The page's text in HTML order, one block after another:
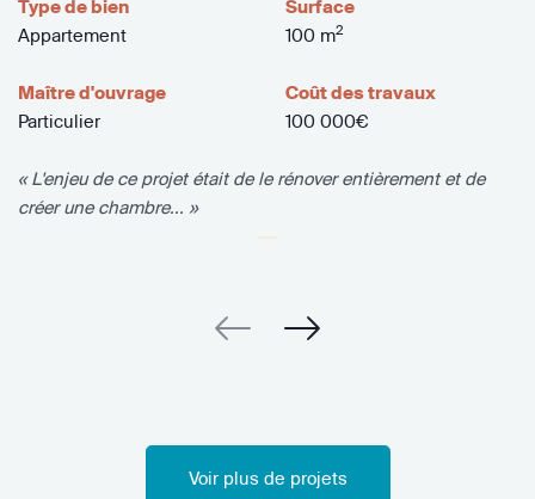
Type de bien
Appartement
Surface
100 m2
Maître d'ouvrage
Particulier
Coût des travaux
100 000€
« L'enjeu de ce projet était de le rénover entièrement et de
créer une chambre... »
Voir plus de projets